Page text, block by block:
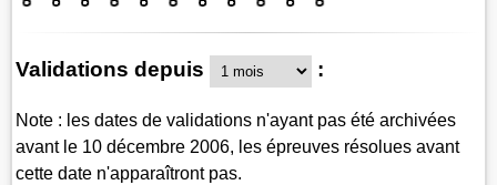
Validations depuis :
Note : les dates de validations n'ayant pas été archivées
avant le 10 décembre 2006, les épreuves résolues avant
cette date n'apparaîtront pas.